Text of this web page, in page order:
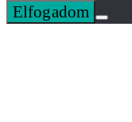
Elfogadom